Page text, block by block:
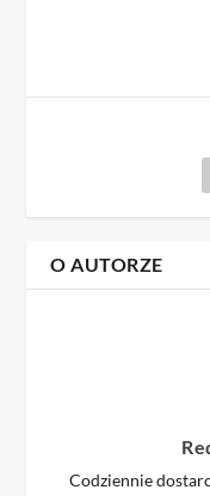
O AUTORZE
Codziennie